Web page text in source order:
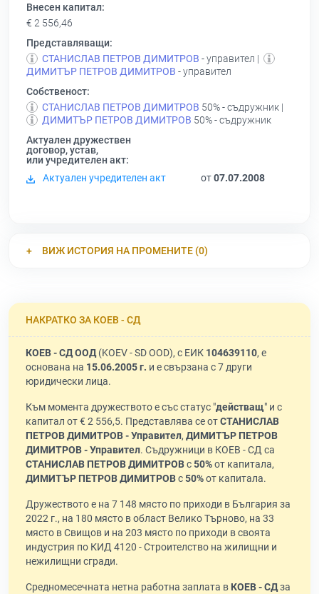
Внесен капитал:
€ 2 556,46
Представляващи:
СТАНИСЛАВ ПЕТРОВ ДИМИТРОВ - управител |
ДИМИТЪР ПЕТРОВ ДИМИТРОВ - управител
Собственост:
СТАНИСЛАВ ПЕТРОВ ДИМИТРОВ 50% - съдружник |
ДИМИТЪР ПЕТРОВ ДИМИТРОВ 50% - съдружник
Актуален дружествен
договор, устав,
или учредителен акт:
Актуален учредителен акт
от07.07.2008
ВИЖ ИСТОРИЯ НА ПРОМЕНИТЕ (0)
НАКРАТКО ЗА КОЕВ - СД
КОЕВ - СД ООД(KOEV - SD OOD), с ЕИК 104639110, е
основана на 15.06.2005 г. и е свързана с 7 други
юридически лица.
Към момента дружеството е със статус "действащ" и с
капитал от € 2 556,5. Представлява се отСТАНИСЛАВ
ПЕТРОВ ДИМИТРОВ - Управител, ДИМИТЪР ПЕТРОВ
ДИМИТРОВ - Управител. Съдружници в КОЕВ - СД са
СТАНИСЛАВ ПЕТРОВ ДИМИТРОВс50%от капитала,
ДИМИТЪР ПЕТРОВ ДИМИТРОВс50%от капитала.
Дружеството е на 7 148 място по приходи в България за
2022 г., на 180 място в област Велико Търново, на 33
място в Свищов и на 203 място по приходи в своята
индустрия по КИД 4120 - Строителство на жилищни и
нежилищни сгради.
Средномесечната нетна работна заплата в КОЕВ - СДза